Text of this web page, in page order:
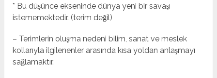
* Bu düşünce ekseninde dünya yeni bir savaşı
istememektedir. (terim değil)
– Terimlerin oluşma nedeni bilim, sanat ve meslek
kollarıyla ilgilenenler arasında kısa yoldan anlaşmayı
sağlamaktır.